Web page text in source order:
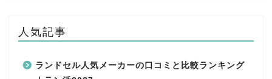
人気記事
ランドセル人気メーカーの口コミと比較ランキング